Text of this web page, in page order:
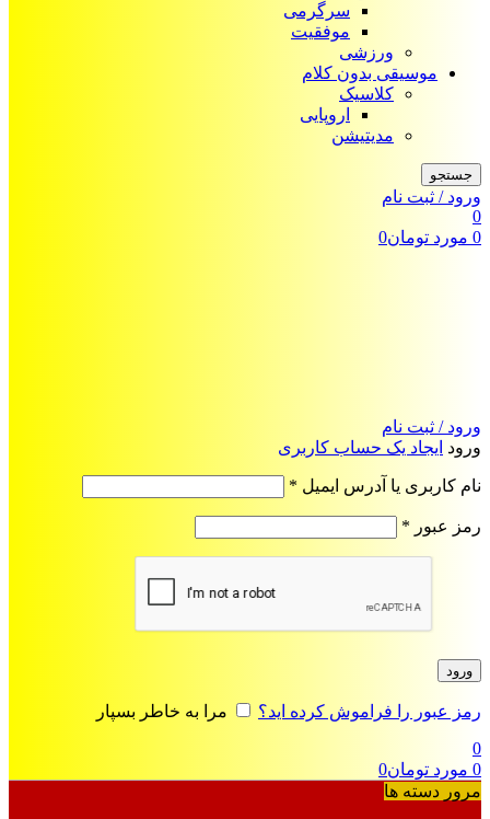
سرگرمی
موفقیت
ورزشی
موسیقی بدون کلام
کلاسیک
اروپایی
مدیتیشن
جستجو
ورود / ثبت نام
0
0 مورد تومان0
ورود / ثبت نام
ورود ایجاد یک حساب کاربری
نام کاربری یا آدرس ایمیل *
رمز عبور *
ورود
رمز عبور را فراموش کرده اید؟
مرا به خاطر بسپار
0
0 مورد تومان0
مرور دسته ها